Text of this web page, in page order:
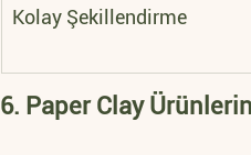
Kolay Şekillendirme
6. Paper Clay